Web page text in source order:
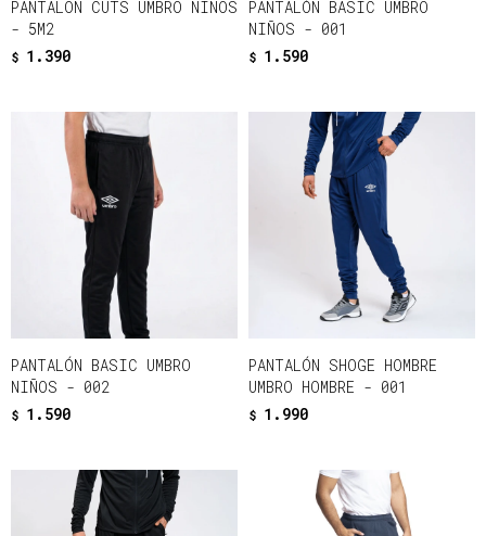
PANTALON CUTS UMBRO NIÑOS
- 5M2
$ 1.390
PANTALÓN BASIC UMBRO
NIÑOS - 001
$ 1.590
PANTALÓN BASIC UMBRO
NIÑOS - 002
$ 1.590
PANTALÓN SHOGE HOMBRE
UMBRO HOMBRE - 001
$ 1.990